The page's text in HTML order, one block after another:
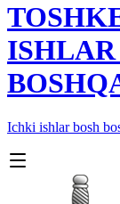
ISHLAR
Ichki ishlar bosh